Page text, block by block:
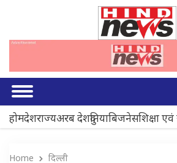
होमदेशराज्यअरब देशदुनियाबिजनेसशिक्षा
Home दिल्ली